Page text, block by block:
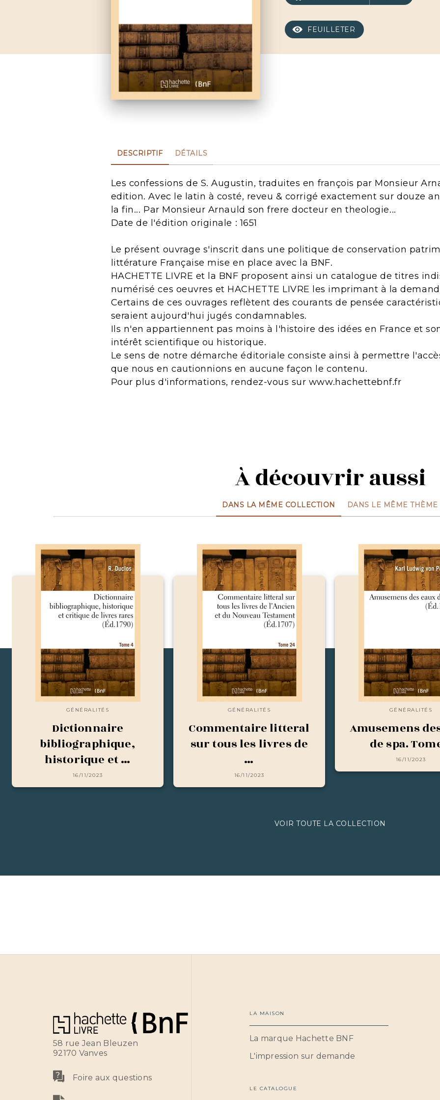
FEUILLETER
DESCRIPTIF DÉTAILS
Les confessions de S. Augustin, traduites en françois par Monsieur
edition. Avec le latin à costé, reveu & corrigé exactement sur douze
la fin... Par Monsieur Arnauld son frere docteur en theologie...
Date de l'édition originale : 1651
Le présent ouvrage s'inscrit dans une politique de conservation
littérature Française mise en place avec la BNF.
HACHETTE LIVRE et la BNF proposent ainsi un catalogue de titres
numérisé ces oeuvres et HACHETTE LIVRE les imprimant à la
Certains de ces ouvrages reflètent des courants de pensée
seraient aujourd'hui jugés condamnables.
Ils n'en appartiennent pas moins à l'histoire des idées en France et
intérêt scientifique ou historique.
Le sens de notre démarche éditoriale consiste ainsi à permettre
que nous en cautionnions en aucune façon le contenu.
Pour plus d'informations, rendez-vous sur www.hachettebnf.fr
À découvrir aussi
DANS LA MÊME COLLECTION DANS LE MÊME THÈME
GÉNÉRALITÉS
Dictionnaire
bibliographique,
historique et …
16/11/2023
GÉNÉRALITÉS
Commentaire litteral
sur tous les livres de
…
16/11/2023
GÉNÉRALITÉS
Amusemens
de spa.
16/11/2023
VOIR TOUTE LA COLLECTION
58 rue Jean Bleuzen
92170 Vanves
Foire aux questions
LA MAISON
La marque Hachette BNF
L'impression sur demande
LE CATALOGUE